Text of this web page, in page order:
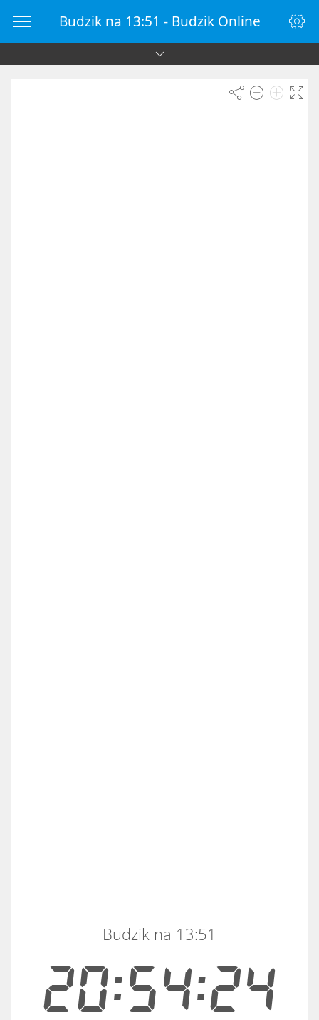
Budzik na 13:51 - Budzik Online
20:54:24
Budzik na 13:51